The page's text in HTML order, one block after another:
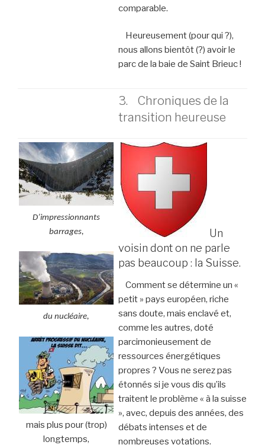
comparable.
Heureusement (pour qui ?),
nous allons bientôt (?) avoir le
parc de la baie de Saint Brieuc !
3. Chroniques de la
transition heureuse
D’impressionnants
barrages,
du nucléaire,
mais plus pour (trop)
longtemps,
Un
voisin dont on ne parle
pas beaucoup : la Suisse.
Comment se détermine un «
petit » pays européen, riche
sans doute, mais enclavé et,
comme les autres, doté
parcimonieusement de
ressources énergétiques
propres ? Vous ne serez pas
étonnés si je vous dis qu’ils
traitent le problème « à la suisse
», avec, depuis des années, des
débats intenses et de
nombreuses votations.